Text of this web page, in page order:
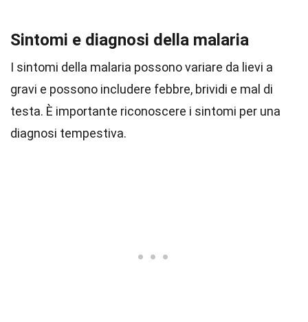
Sintomi e diagnosi della malaria
I sintomi della malaria possono variare da lievi a
gravi e possono includere febbre, brividi e mal di
testa. È importante riconoscere i sintomi per una
diagnosi tempestiva.